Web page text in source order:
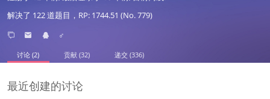
解决了 122 道题目，RP: 1744.51 (No. 779)
♂
讨论 (2) 贡献 (32) 递交 (336)
最近创建的讨论